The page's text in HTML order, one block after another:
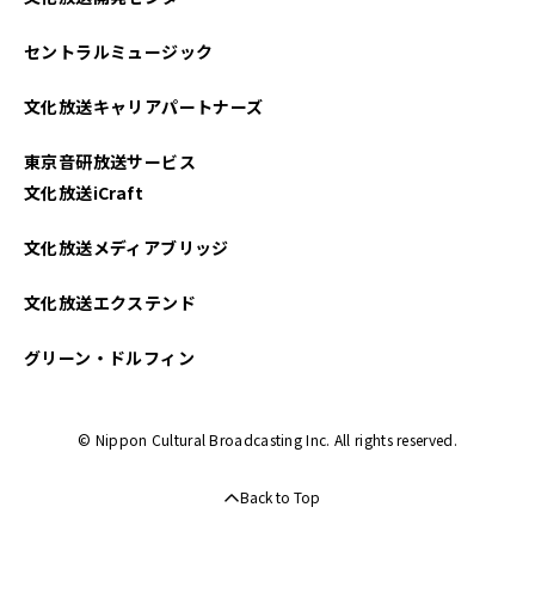
セントラルミュージック
文化放送キャリアパートナーズ
東京音研放送サービス
文化放送iCraft
文化放送メディアブリッジ
文化放送エクステンド
グリーン・ドルフィン
© Nippon Cultural Broadcasting Inc. All rights reserved.
Back to Top